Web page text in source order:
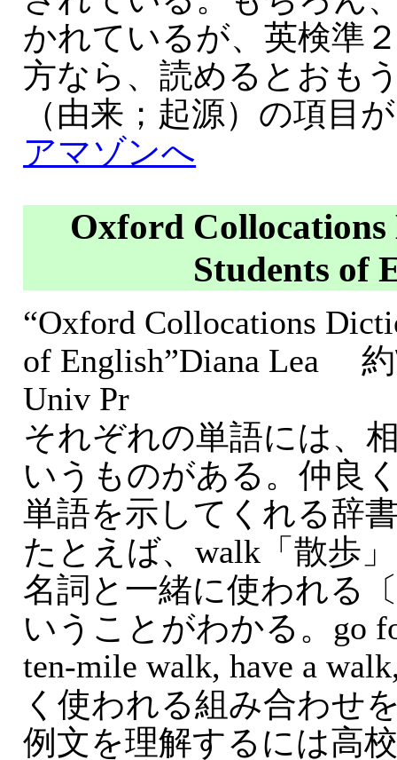
かれているが、英検準
方なら、読めるとおも
（由来；起源）の項目
アマゾンへ
Oxford
Students of
“Oxford Collocations
of English”Diana Lea
Univ Pr
それぞれの単語には、
いうものがある。仲良
単語を示してくれる辞
たとえば、walk「散歩
名詞と一緒に使われる
いうことがわかる。go
ten-mile walk, have a
く使われる組み合わせ
例文を理解するには高